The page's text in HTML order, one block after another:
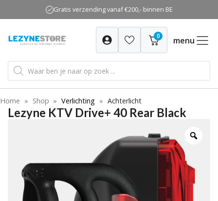
naar
inhoud
Gratis verzending vanaf €200,- binnen BE
0 menu
Producten
zoeken
Home » Shop » Verlichting » Achterlicht
Lezyne KTV Drive+ 40 Rear Black